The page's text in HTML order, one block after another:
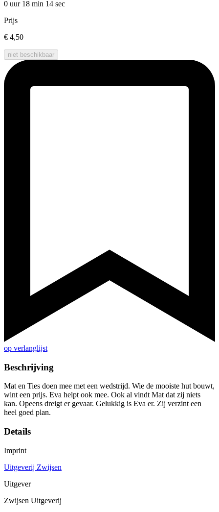
0 uur 18 min 14 sec
Prijs
€ 4,50
niet beschikbaar
op verlanglijst
Beschrijving
Mat en Ties doen mee met een wedstrijd. Wie de mooiste hut bouwt,
wint een prijs. Eva helpt ook mee. Ook al vindt Mat dat zij niets
kan. Opeens dreigt er gevaar. Gelukkig is Eva er. Zij verzint een
heel goed plan.
Details
Imprint
Uitgeverij Zwijsen
Uitgever
Zwijsen Uitgeverij